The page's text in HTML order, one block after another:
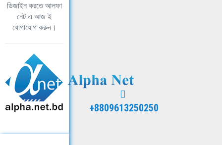
ডিজাইন করতে আলফা
নেট এ আজ ই
যোগাযোগ করুন।
+8809613250250